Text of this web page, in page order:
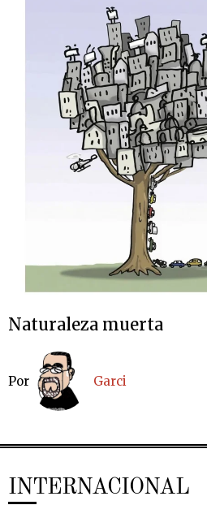
Naturaleza muerta
Por Garci
INTERNACIONAL